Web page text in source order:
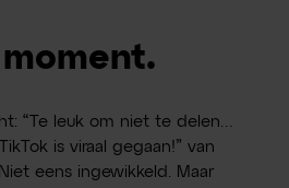
“Te leuk om niet te delen…
is viraal gegaan!” van
eens ingewikkeld. Maar